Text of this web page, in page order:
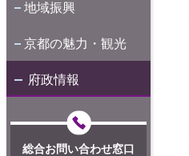
地域振興
京都の魅力・観光
府政情報
総合お問い合わせ窓口